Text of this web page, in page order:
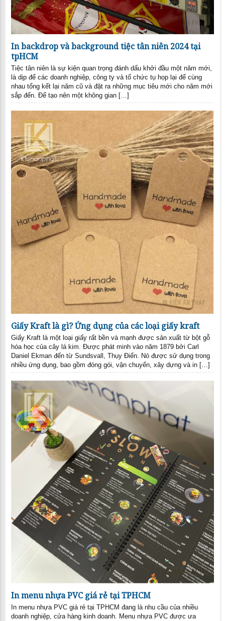
In backdrop và background tiệc tân niên 2024 tại
tpHCM
Tiệc tân niên là sự kiện quan trọng đánh dấu khởi đầu một năm mới,
là dịp để các doanh nghiệp, công ty và tổ chức tụ họp lại để cùng
nhau tổng kết lại năm cũ và đặt ra những mục tiêu mới cho năm mới
sắp đến. Để tạo nên một không gian […]
Giấy Kraft là gì? Ứng dụng của các loại giấy kraft
Giấy Kraft là một loại giấy rất bền và mạnh được sản xuất từ bột gỗ
hóa học của cây lá kim. Được phát minh vào năm 1879 bởi Carl
Daniel Ekman đến từ Sundsvall, Thụy Điển. Nó được sử dụng trong
nhiều ứng dụng, bao gồm đóng gói, vận chuyển, xây dựng và in […]
In menu nhựa PVC giá rẻ tại TPHCM
In menu nhựa PVC giá rẻ tại TPHCM đang là nhu cầu của nhiều
doanh nghiệp, cửa hàng kinh doanh. Menu nhựa PVC được ưa